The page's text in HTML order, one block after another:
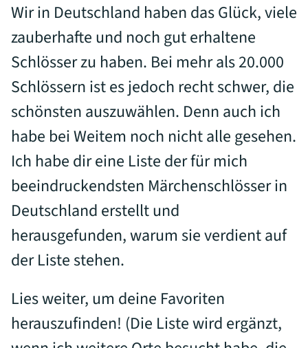
Wir in Deutschland haben das Glück, viele
zauberhafte und noch gut erhaltene
Schlösser zu haben. Bei mehr als 20.000
Schlössern ist es jedoch recht schwer, die
schönsten auszuwählen. Denn auch ich
habe bei Weitem noch nicht alle gesehen.
Ich habe dir eine Liste der für mich
beeindruckendsten Märchenschlösser in
Deutschland erstellt und
herausgefunden, warum sie verdient auf
der Liste stehen.
Lies weiter, um deine Favoriten
herauszufinden! (Die Liste wird ergänzt,